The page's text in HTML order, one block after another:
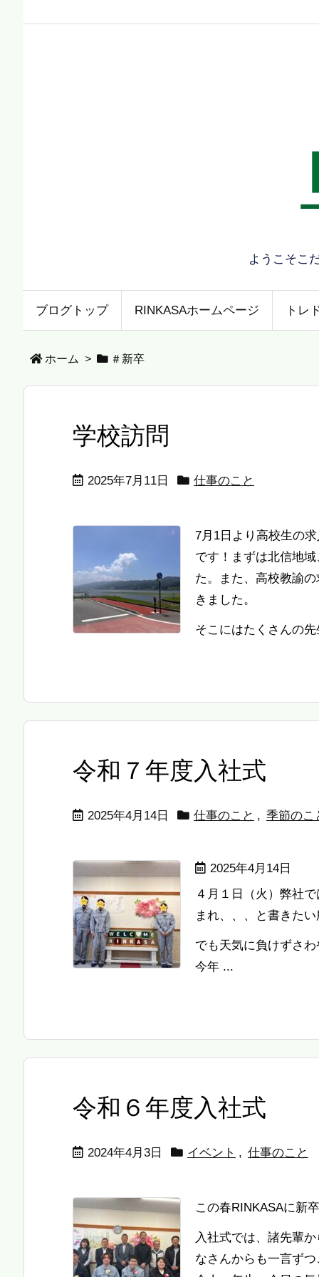
ようこそこ
ブログトップ RINKASAホームページ トレ
ホーム > ＃新卒
学校訪問
2025年7月11日 仕事のこと
7月1日より高校生の
です！まずは北信地
た。また、高校教諭
きました。
そこにはたくさんの
令和７年度入社式
2025年4月14日 仕事のこと , 季節のこ
2025年4月14日
４月１日（火）弊社
まれ、、、と書きた
でも天気に負けずさ
今年 ...
令和６年度入社式
2024年4月3日 イベント , 仕事のこと
この春RINKASAに新
入社式では、諸先輩
なさんからも一言ず